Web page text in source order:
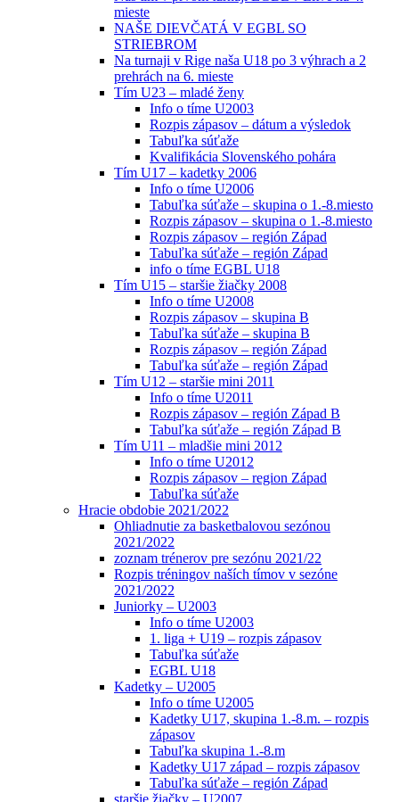
mieste
NAŠE DIEVČATÁ V EGBL SO
STRIEBROM
Na turnaji v Rige naša U18 po 3 výhrach a 2
prehrách na 6. mieste
Tím U23 – mladé ženy
Info o tíme U2003
Rozpis zápasov – dátum a výsledok
Tabuľka súťaže
Kvalifikácia Slovenského pohára
Tím U17 – kadetky 2006
Info o tíme U2006
Tabuľka súťaže – skupina o 1.-8.miesto
Rozpis zápasov – skupina o 1.-8.miesto
Rozpis zápasov – región Západ
Tabuľka súťaže – región Západ
info o tíme EGBL U18
Tím U15 – staršie žiačky 2008
Info o tíme U2008
Rozpis zápasov – skupina B
Tabuľka súťaže – skupina B
Rozpis zápasov – región Západ
Tabuľka súťaže – región Západ
Tím U12 – staršie mini 2011
Info o tíme U2011
Rozpis zápasov – región Západ B
Tabuľka súťaže – región Západ B
Tím U11 – mladšie mini 2012
Info o tíme U2012
Rozpis zápasov – region Západ
Tabuľka súťaže
Hracie obdobie 2021/2022
Ohliadnutie za basketbalovou sezónou
2021/2022
zoznam trénerov pre sezónu 2021/22
Rozpis tréningov naších tímov v sezóne
2021/2022
Juniorky – U2003
Info o tíme U2003
1. liga + U19 – rozpis zápasov
Tabuľka súťaže
EGBL U18
Kadetky – U2005
Info o tíme U2005
Kadetky U17, skupina 1.-8.m. – rozpis
zápasov
Tabuľka skupina 1.-8.m
Kadetky U17 západ – rozpis zápasov
Tabuľka súťaže – región Západ
staršie žiačky – U2007